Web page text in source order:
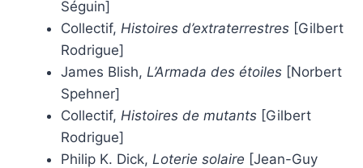
Séguin]
Collectif, Histoires d’extraterrestres [Gilbert
Rodrigue]
James Blish, L’Armada des étoiles [Norbert
Spehner]
Collectif, Histoires de mutants [Gilbert
Rodrigue]
Philip K. Dick, Loterie solaire [Jean-Guy